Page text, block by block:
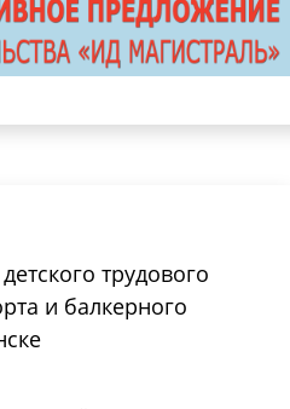
трудового
и балкерного